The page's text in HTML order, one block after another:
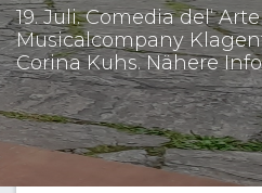
19. Juli. Comedia del‘
Musicalcompany
Corina Kuhs. Nähere